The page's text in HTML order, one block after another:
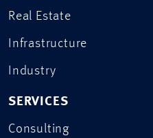
Real Estate
Infrastructure
Industry
SERVICES
Consulting